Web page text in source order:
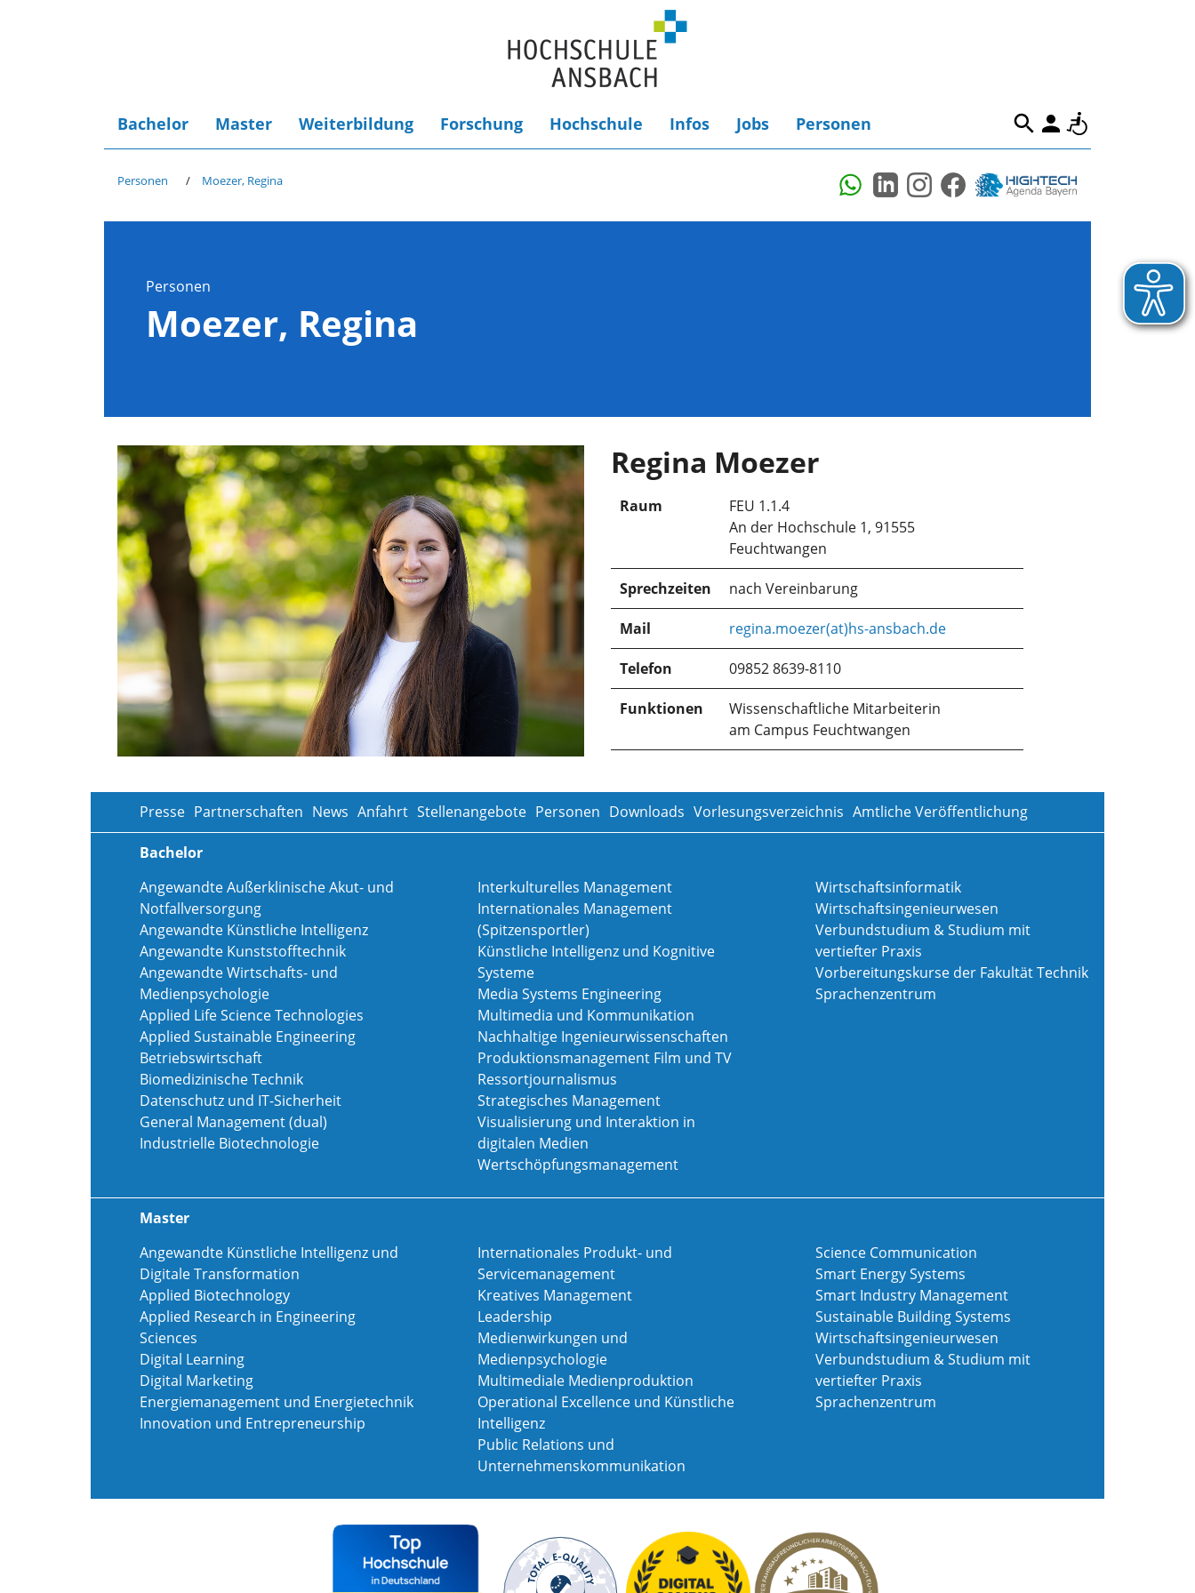
Bachelor Master Weiterbildung Forschung Hochschule Infos Jobs Personen
Personen Moezer, Regina
Personen
Moezer, Regina
Regina Moezer
Raum
FEU 1.1.4
An der Hochschule 1, 91555
Feuchtwangen
Sprechzeiten nach Vereinbarung
Mail regina.moezer(at)hs-ansbach.de
Telefon 09852 8639-8110
Funktionen
Wissenschaftliche Mitarbeiterin
am Campus Feuchtwangen
Presse Partnerschaften News Anfahrt Stellenangebote Personen Downloads Vorlesungsverzeichnis Amtliche Veröffentlichung
Bachelor
Angewandte Außerklinische Akut- und
Notfallversorgung
Angewandte Künstliche Intelligenz
Angewandte Kunststofftechnik
Angewandte Wirtschafts- und
Medienpsychologie
Applied Life Science Technologies
Applied Sustainable Engineering
Betriebswirtschaft
Biomedizinische Technik
Datenschutz und IT-Sicherheit
General Management (dual)
Industrielle Biotechnologie
Interkulturelles Management
Internationales Management
(Spitzensportler)
Künstliche Intelligenz und Kognitive
Systeme
Media Systems Engineering
Multimedia und Kommunikation
Nachhaltige Ingenieurwissenschaften
Produktionsmanagement Film und TV
Ressortjournalismus
Strategisches Management
Visualisierung und Interaktion in
digitalen Medien
Wertschöpfungsmanagement
Wirtschaftsinformatik
Wirtschaftsingenieurwesen
Verbundstudium & Studium mit
vertiefter Praxis
Vorbereitungskurse der Fakultät Technik
Sprachenzentrum
Master
Angewandte Künstliche Intelligenz und
Digitale Transformation
Applied Biotechnology
Applied Research in Engineering
Sciences
Digital Learning
Digital Marketing
Energiemanagement und Energietechnik
Innovation und Entrepreneurship
Internationales Produkt- und
Servicemanagement
Kreatives Management
Leadership
Medienwirkungen und
Medienpsychologie
Multimediale Medienproduktion
Operational Excellence und Künstliche
Intelligenz
Public Relations und
Unternehmenskommunikation
Science Communication
Smart Energy Systems
Smart Industry Management
Sustainable Building Systems
Wirtschaftsingenieurwesen
Verbundstudium & Studium mit
vertiefter Praxis
Sprachenzentrum